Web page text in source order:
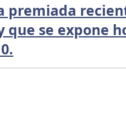
premiada
que se expone